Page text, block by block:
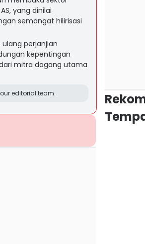
yang dinilai
semangat hilirisasi
perjanjian
kepentingan
mitra dagang utama
editorial team.